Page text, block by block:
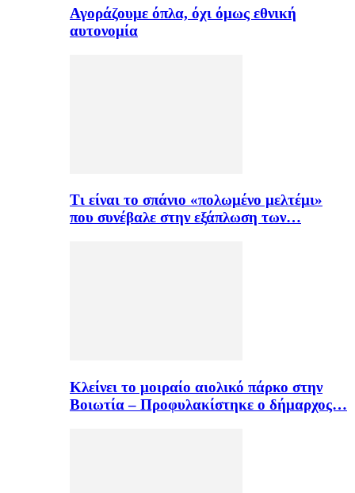
Αγοράζουμε όπλα, όχι όμως εθνική
αυτονομία
Τι είναι το σπάνιο «πολωμένο μελτέμι»
που συνέβαλε στην εξάπλωση των…
Κλείνει το μοιραίο αιολικό πάρκο στην
Βοιωτία – Προφυλακίστηκε ο δήμαρχος…